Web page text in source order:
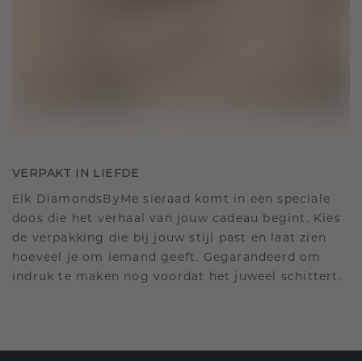
VERPAKT IN LIEFDE
Elk DiamondsByMe sieraad komt in een speciale
doos die het verhaal van jouw cadeau begint. Kies
de verpakking die bij jouw stijl past en laat zien
hoeveel je om iemand geeft. Gegarandeerd om
indruk te maken nog voordat het juweel schittert.